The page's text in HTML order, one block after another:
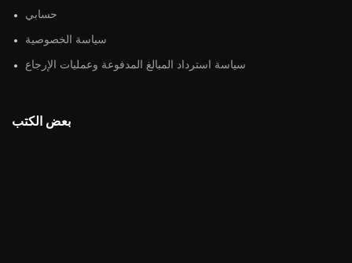
حسابي
سياسة الخصوصية
سياسة استرداد المبالغ المدفوعة وعمليات الإرجاع
بعض الكتب